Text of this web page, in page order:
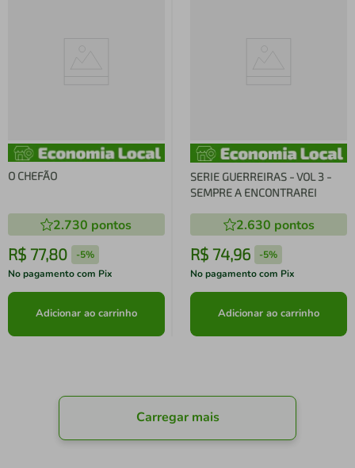
O CHEFÃO
2.730 pontos
R$ 77,80 -5%
No pagamento com Pix
Adicionar ao carrinho
SERIE GUERREIRAS - VOL 3 -
SEMPRE A ENCONTRAREI
2.630 pontos
R$ 74,96 -5%
No pagamento com Pix
Adicionar ao carrinho
Carregar mais